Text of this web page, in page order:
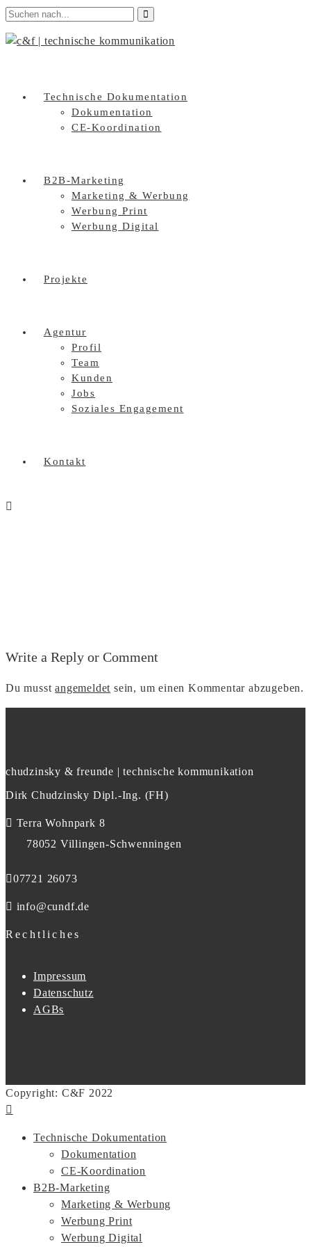
Technische Dokumentation
Dokumentation
CE-Koordination
B2B-Marketing
Marketing & Werbung
Werbung Print
Werbung Digital
Projekte
Agentur
Profil
Team
Kunden
Jobs
Soziales Engagement
Kontakt
Write a Reply or Comment
Du musstangemeldet sein, um einen Kommentar abzugeben.
chudzinsky & freunde | technische kommunikation
Dirk Chudzinsky Dipl.-Ing. (FH)
Terra Wohnpark 8
78052 Villingen-Schwenningen
07721 26073
info@cundf.de
Rechtliches
Impressum
Datenschutz
AGBs
Copyright: C&F 2022
Technische Dokumentation
Dokumentation
CE-Koordination
B2B-Marketing
Marketing & Werbung
Werbung Print
Werbung Digital